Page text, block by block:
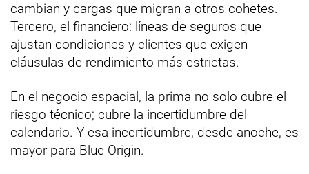
cambian y cargas que migran a otros cohetes.
Tercero, el financiero: líneas de seguros que
ajustan condiciones y clientes que exigen
cláusulas de rendimiento más estrictas.
En el negocio espacial, la prima no solo cubre el
riesgo técnico; cubre la incertidumbre del
calendario. Y esa incertidumbre, desde anoche, es
mayor para Blue Origin.